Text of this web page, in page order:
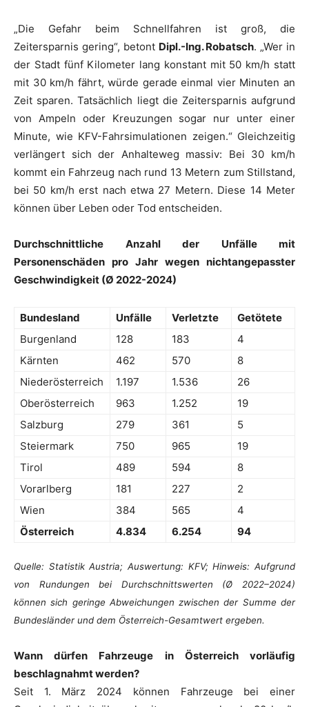
„Die Gefahr beim Schnellfahren ist groß, die
Zeitersparnis gering“, betont Dipl.-Ing. Robatsch. „Wer in
der Stadt fünf Kilometer lang konstant mit 50 km/h statt
mit 30 km/h fährt, würde gerade einmal vier Minuten an
Zeit sparen. Tatsächlich liegt die Zeitersparnis aufgrund
von Ampeln oder Kreuzungen sogar nur unter einer
Minute, wie KFV-Fahrsimulationen zeigen.“ Gleichzeitig
verlängert sich der Anhalteweg massiv: Bei 30 km/h
kommt ein Fahrzeug nach rund 13 Metern zum Stillstand,
bei 50 km/h erst nach etwa 27 Metern. Diese 14 Meter
können über Leben oder Tod entscheiden.
Durchschnittliche Anzahl der Unfälle mit
Personenschäden pro Jahr wegen nichtangepasster
Geschwindigkeit (Ø 2022-2024)
Bundesland Unfälle Verletzte
Getötete
Burgenland
128 183
4
Kärnten
462 570
8
Niederösterreich
1.197 1.536
26
Oberösterreich
963 1.252
19
Salzburg
279 361
5
Steiermark
750 965
19
Tirol
489 594
8
Vorarlberg
181 227
2
Wien
384 565
4
Österreich
4.834 6.254 94
Quelle: Statistik Austria; Auswertung: KFV;Hinweis: Aufgrund
von Rundungen bei Durchschnittswerten (Ø 2022–2024)
können sich geringe Abweichungen zwischen der Summe der
Bundesländer und dem Österreich-Gesamtwert ergeben.
Wann dürfen Fahrzeuge in Österreich vorläufig
beschlagnahmt werden?
Seit 1. März 2024 können Fahrzeuge bei einer